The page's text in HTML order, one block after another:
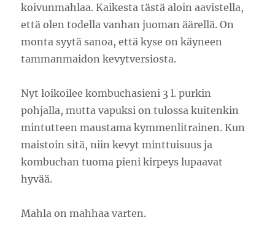
koivunmahlaa. Kaikesta tästä aloin aavistella,
että olen todella vanhan juoman äärellä. On
monta syytä sanoa, että kyse on käyneen
tammanmaidon kevytversiosta.
Nyt loikoilee kombuchasieni 3 l. purkin
pohjalla, mutta vapuksi on tulossa kuitenkin
mintutteen maustama kymmenlitrainen. Kun
maistoin sitä, niin kevyt minttuisuus ja
kombuchan tuoma pieni kirpeys lupaavat
hyvää.
Mahla on mahhaa varten.